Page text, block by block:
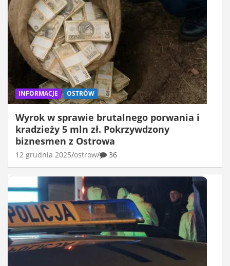
INFORMACJE OSTRÓW
Wyrok w sprawie brutalnego porwania i
kradzieży 5 mln zł. Pokrzywdzony
biznesmen z Ostrowa
12 grudnia 2025 ostrow 36